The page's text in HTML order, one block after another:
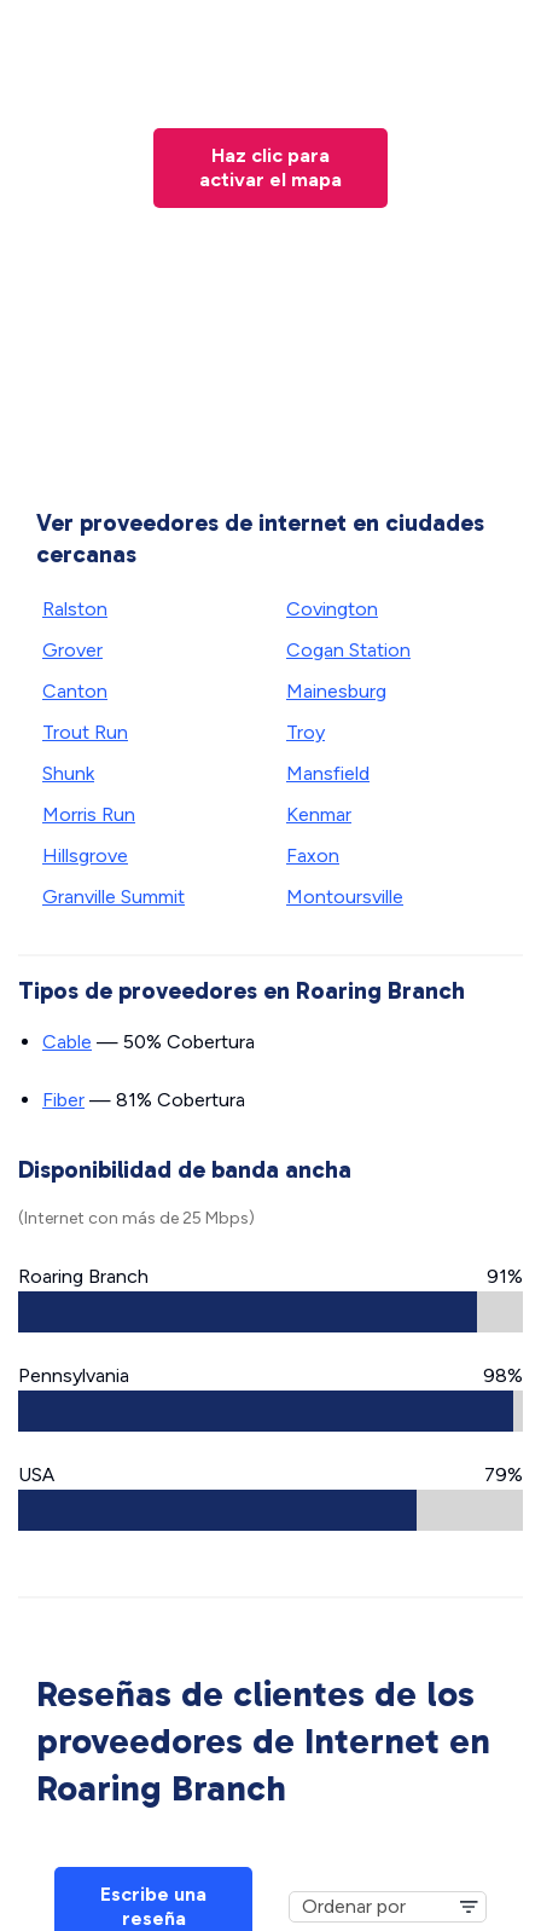
Haz clic para
activar el mapa
Ver proveedores de internet en ciudades
cercanas
Ralston
Grover
Canton
Trout Run
Shunk
Morris Run
Hillsgrove
Granville Summit
Covington
Cogan Station
Mainesburg
Troy
Mansfield
Kenmar
Faxon
Montoursville
Tipos de proveedores en Roaring Branch
Cable — 50% Cobertura
Fiber — 81% Cobertura
Disponibilidad de banda ancha
(Internet con más de 25 Mbps)
Roaring Branch 91%
Pennsylvania 98%
USA 79%
Reseñas de clientes de los
proveedores de Internet en
Roaring Branch
Escribe una
reseña